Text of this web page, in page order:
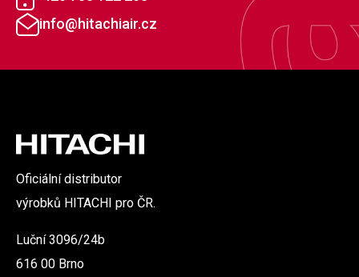
info@hitachiair.cz
Oficiální distributor
výrobků HITACHI pro ČR.
Luční 3096/24b
616 00 Brno